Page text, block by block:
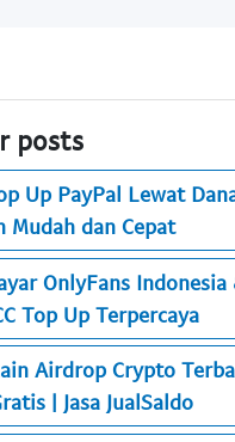
posts
Up PayPal Lewat
Mudah dan Cepat
OnlyFans Indonesia
Top Up Terpercaya
Airdrop Crypto
| Jasa JualSaldo